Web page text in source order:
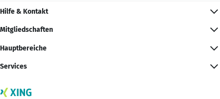
Hilfe & Kontakt
Mitgliedschaften
Hauptbereiche
Services